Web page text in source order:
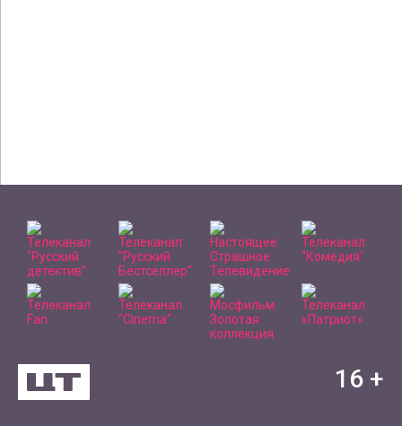
16 +